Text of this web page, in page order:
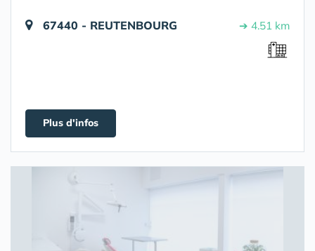
67440 - REUTENBOURG ➔ 4.51 km
Plus d'infos